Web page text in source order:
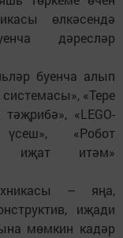
өлкәсендә
дәресләр
буенча алып
«Тере
«LEGO-
үсеш», «Робот
иҗат итәм»
– яңа,
иҗади
мөмкин кадәр